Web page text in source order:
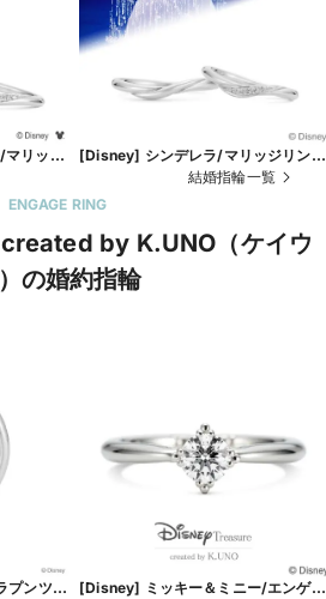
リッジ
[Disney] シンデレラ/マリッジリン
グ-Believe in Magic-結婚指輪一覧
ENGAGE RING
by K.UNO（ケイウ
の婚約指輪
プンツェ
[Disney] ミッキー＆ミニー/エンゲー